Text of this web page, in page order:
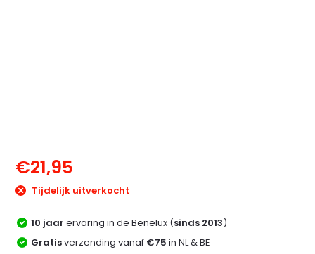
€21,95
Tijdelijk uitverkocht
10 jaar ervaring in de Benelux (sinds 2013)
Gratisverzending vanaf €75 in NL & BE